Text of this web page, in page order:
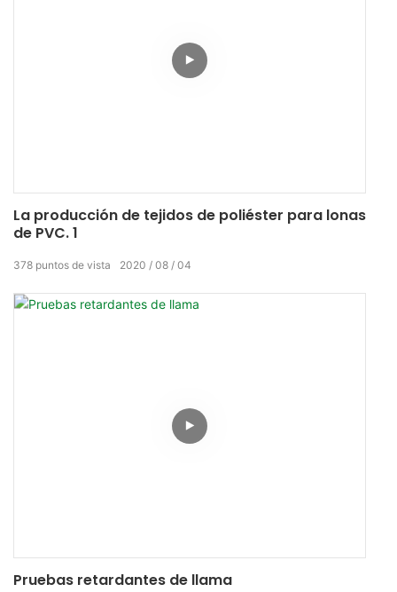
La producción de tejidos de poliéster para lonas
de PVC. 1
2020 08 04
378 puntos de vista
Pruebas retardantes de llama